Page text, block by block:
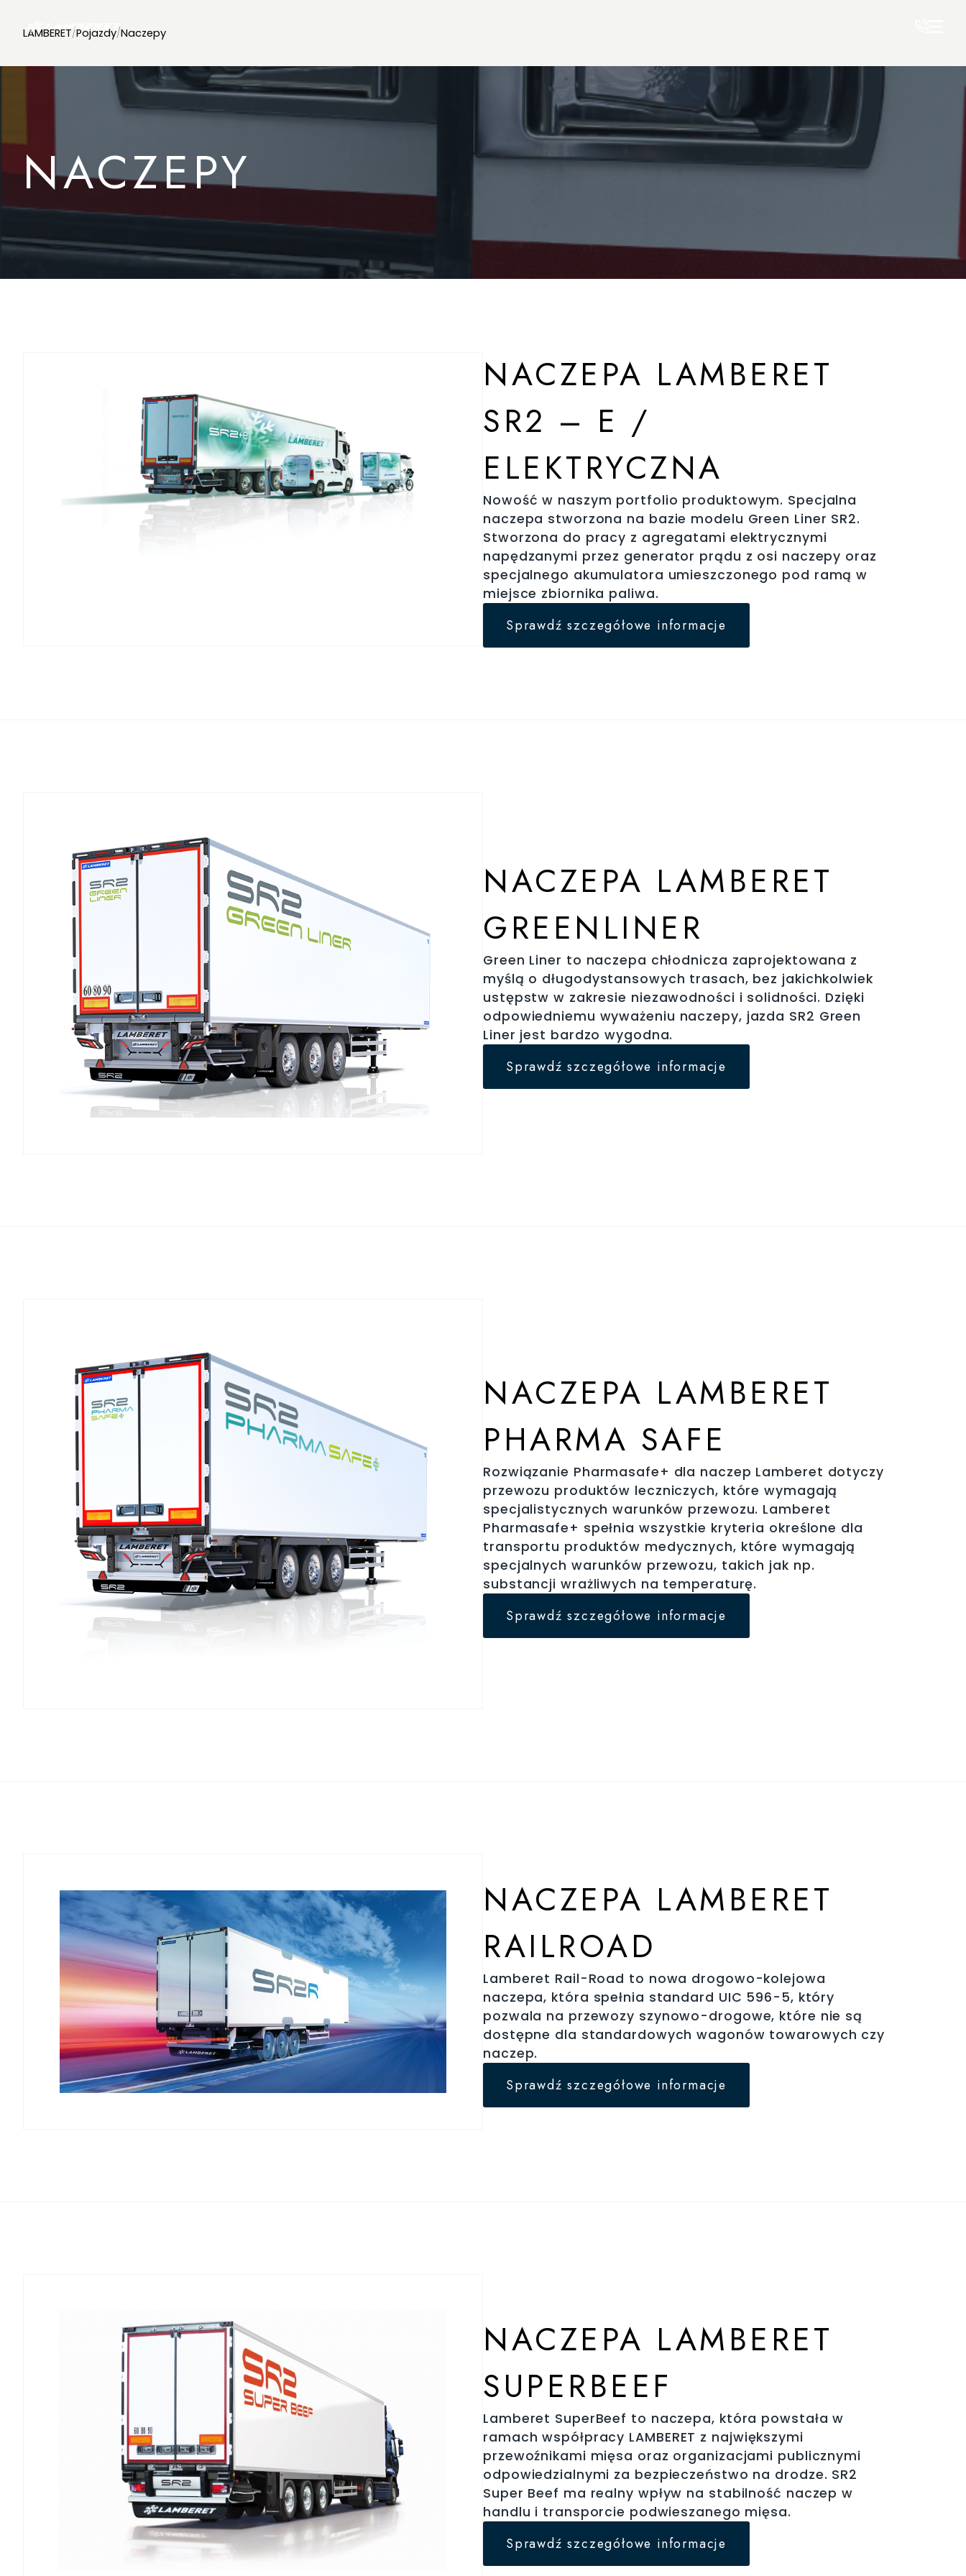
LAMBERET/Pojazdy/Naczepy
NACZEPY
NACZEPA LAMBERET
SR2 – E /
ELEKTRYCZNA
Nowość w naszym portfolio produktowym. Specjalna
naczepa stworzona na bazie modelu Green Liner SR2.
Stworzona do pracy z agregatami elektrycznymi
napędzanymi przez generator prądu z osi naczepy oraz
specjalnego akumulatora umieszczonego pod ramą w
miejsce zbiornika paliwa.
Sprawdź szczegółowe informacje
NACZEPA LAMBERET
GREENLINER
Green Liner to naczepa chłodnicza zaprojektowana z
myślą o długodystansowych trasach, bez jakichkolwiek
ustępstw w zakresie niezawodności i solidności. Dzięki
odpowiedniemu wyważeniu naczepy, jazda SR2 Green
Liner jest bardzo wygodna.
Sprawdź szczegółowe informacje
NACZEPA LAMBERET
PHARMA SAFE
Rozwiązanie Pharmasafe+ dla naczep Lamberet dotyczy
przewozu produktów leczniczych, które wymagają
specjalistycznych warunków przewozu. Lamberet
Pharmasafe+ spełnia wszystkie kryteria określone dla
transportu produktów medycznych, które wymagają
specjalnych warunków przewozu, takich jak np.
substancji wrażliwych na temperaturę.
Sprawdź szczegółowe informacje
NACZEPA LAMBERET
RAILROAD
Lamberet Rail-Road to nowa drogowo-kolejowa
naczepa, która spełnia standard UIC 596-5, który
pozwala na przewozy szynowo-drogowe, które nie są
dostępne dla standardowych wagonów towarowych czy
naczep.
Sprawdź szczegółowe informacje
NACZEPA LAMBERET
SUPERBEEF
Lamberet SuperBeef to naczepa, która powstała w
ramach współpracy LAMBERET z największymi
przewoźnikami mięsa oraz organizacjami publicznymi
odpowiedzialnymi za bezpieczeństwo na drodze. SR2
Super Beef ma realny wpływ na stabilność naczep w
handlu i transporcie podwieszanego mięsa.
Sprawdź szczegółowe informacje